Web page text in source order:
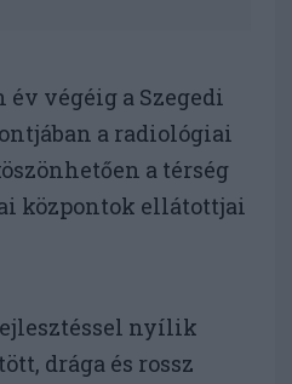
végéig a Szegedi
a radiológiai
a térség
központok ellátottjai
nyílik
drága és rossz